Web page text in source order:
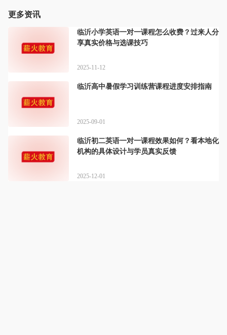
更多资讯
临沂小学英语一对一课程怎么收费？过来人分
享真实价格与选课技巧
2025-11-12
临沂高中暑假学习训练营课程进度安排指南
2025-09-01
临沂初二英语一对一课程效果如何？看本地化
机构的具体设计与学员真实反馈
2025-12-01